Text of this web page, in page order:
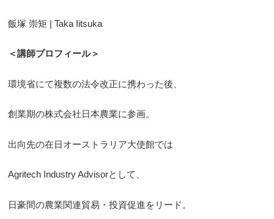
飯塚 崇矩 | Taka Iitsuka
＜講師プロフィール＞
環境省にて複数の法令改正に携わった後、
創業期の株式会社日本農業に参画。
出向先の在日オーストラリア大使館では
Agritech Industry Advisorとして、
日豪間の農業関連貿易・投資促進をリード。